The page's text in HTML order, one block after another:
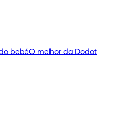
bebéO melhor da Dodot